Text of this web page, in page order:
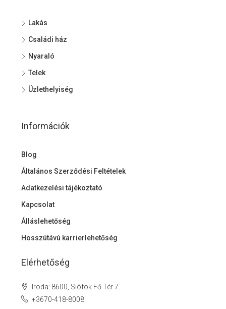
Lakás
Családi ház
Nyaraló
Telek
Üzlethelyiség
Információk
Blog
Általános Szerződési Feltételek
Adatkezelési tájékoztató
Kapcsolat
Álláslehetőség
Hosszútávú karrierlehetőség
Elérhetőség
Iroda: 8600, Siófok Fő Tér 7.
+3670-418-8008